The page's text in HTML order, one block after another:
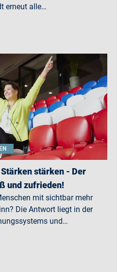
erneut alle…
stärken - Der
und zufrieden!
mit sichtbar mehr
Die Antwort liegt in der
und…